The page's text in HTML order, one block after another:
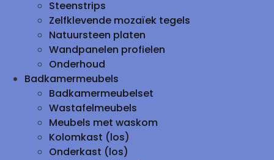
Steenstrips
Zelfklevende mozaïek tegels
Natuursteen platen
Wandpanelen profielen
Onderhoud
Badkamermeubels
Badkamermeubelset
Wastafelmeubels
Meubels met waskom
Kolomkast (los)
Onderkast (los)